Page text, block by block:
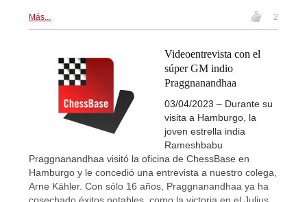
Más... 2
Videoentrevista con el
súper GM indio
Praggnanandhaa
03/04/2023 – Durante su
visita a Hamburgo, la
joven estrella india
Rameshbabu
Praggnanandhaa visitó la oficina de ChessBase en
Hamburgo y le concedió una entrevista a nuestro colega,
Arne Kähler. Con sólo 16 años, Praggnanandhaa ya ha